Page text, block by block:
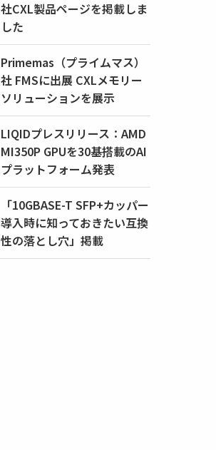
社CXL製品ページを掲載しま
した
Primemas（プライムマス）
社 FMSに出展 CXLメモリー
ソリューションを展示
LIQIDプレスリリース：AMD
MI350P GPUを30基搭載のAI
プラットフォーム発表
「10GBASE-T SFP+カッパー
導入時に知っておきたい互換
性の落とし穴」掲載